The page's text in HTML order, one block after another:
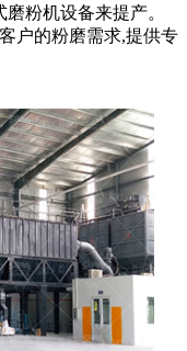
粉机设备来提产。
户的粉磨需求,提供专